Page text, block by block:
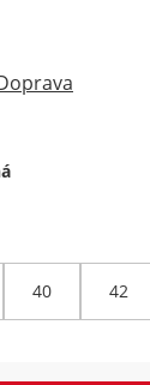
40 42